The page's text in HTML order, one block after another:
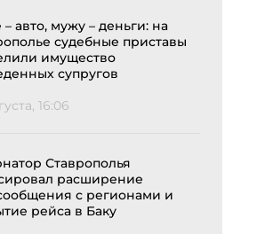
авто, мужу – деньги: на
судебные приставы
имущество
супругов
16:06
Ставрополья
расширение
с регионами и
рейса в Баку